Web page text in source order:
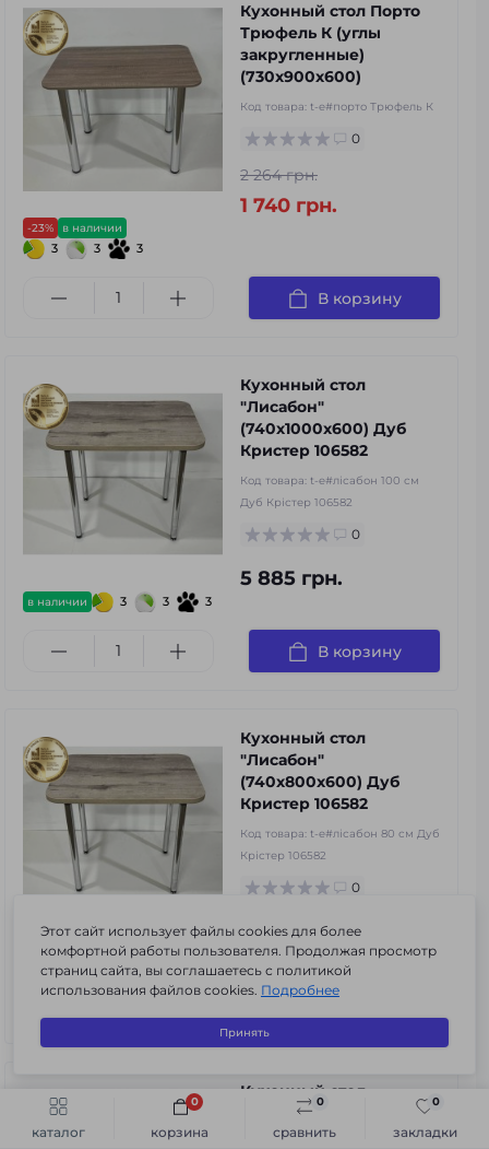
каталог сравнить
0
закладки
0
корзина
0
Быстрый заказ В корзину
-23% в наличии
3 3 3
Кухонный стол Порто
Трюфель К (углы
закругленные)
(730х900х600)
Код товара: t-e#порто Трюфель К
0
2 264 грн.
1 740 грн.
В корзину
в наличии 3 3 3
Кухонный стол
"Лисабон"
(740х1000х600) Дуб
Кристер 106582
Код товара: t-e#лісабон 100 см
Дуб Крістер 106582
0
5 885 грн.
В корзину
в наличии 3 3 3
Кухонный стол
"Лисабон"
(740х800х600) Дуб
Кристер 106582
Код товара: t-e#лісабон 80 см Дуб
Крістер 106582
0
4 815 грн.
Кухонный стол
"Лисабон"
(740х1000х600) Дуб
Этот сайт использует файлы cookies для более
комфортной работы пользователя. Продолжая просмотр
страниц сайта, вы соглашаетесь с политикой
использования файлов cookies. Подробнее
Принять